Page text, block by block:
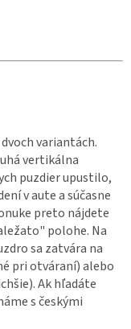
variantách.
vertikálna
puzdier upustilo,
v aute a súčasne
preto nájdete
polohe. Na
sa zatvára na
pri otváraní) alebo
Ak hľadáte
s českými